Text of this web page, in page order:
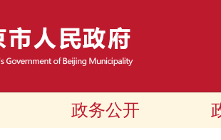
政务公开